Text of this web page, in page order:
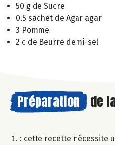
50 g de Sucre
0.5 sachet de Agar agar
3 Pomme
2 c de Beurre demi-sel
Préparation de la
: cette recette nécessite